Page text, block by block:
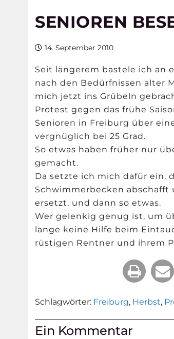
SENIOREN
14. September 2010
Seit längerem bastele ich an
nach den Bedürfnissen alter
mich jetzt ins Grübeln
Protest gegen das frühe
Senioren in Freiburg über
vergnüglich bei 25 Grad.
So etwas haben früher nur
gemacht.
Da setzte ich mich dafür ein,
Schwimmerbecken
ersetzt, und dann so etwas.
Wer gelenkig genug ist, um
lange keine Hilfe beim
rüstigen Rentner und ihrem
Schlagwörter: Freiburg, Herbst,
Ein Kommentar